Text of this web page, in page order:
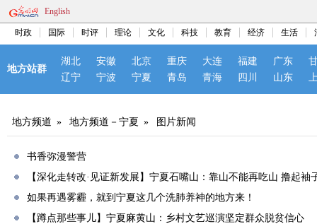
English
时政 国际 时评 理论 文化 科技 教育 经济 生活
地方站群
湖北 安徽 北京 重庆 大连 福建 广东
辽宁
宁波 宁夏 青岛 青海 四川 山东
地方频道 » 地方频道－宁夏 » 图片新闻
书香弥漫警营
【深化走转改·见证新发展】宁夏石嘴山：靠山不能再吃山 撸起袖
如果再遇雾霾，就到宁夏这几个洗肺养神的地方来！
【蹲点那些事儿】宁夏麻黄山：乡村文艺巡演坚定群众脱贫信心